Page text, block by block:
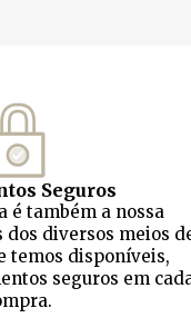
Seguros
é também a nossa
diversos meios
temos disponíveis,
seguros em